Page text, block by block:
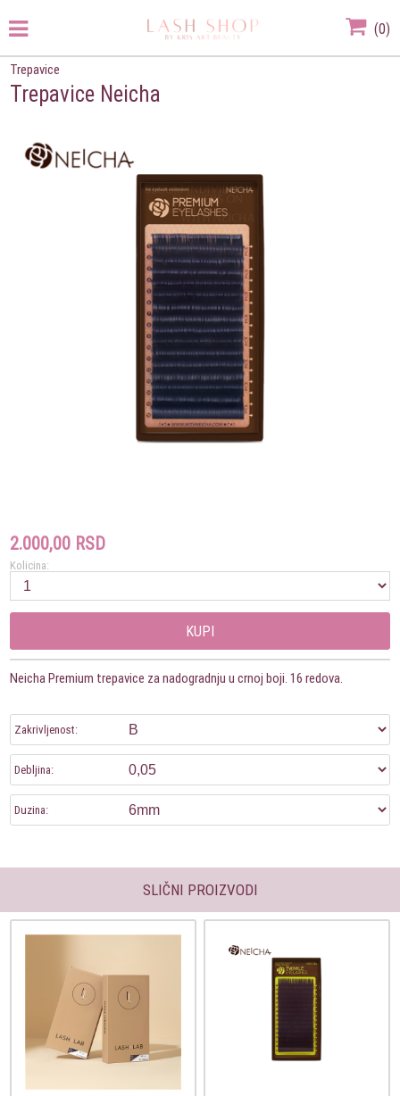
(0)
Trepavice
Trepavice Neicha
2.000,00 RSD
Kolicina:
KUPI
Neicha Premium trepavice za nadogradnju u crnoj boji. 16 redova.
Zakrivljenost:
Debljina:
Duzina:
SLIČNI PROIZVODI